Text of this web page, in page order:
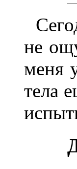
не
меня
тела